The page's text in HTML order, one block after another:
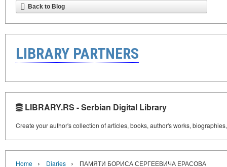
Back to Blog
LIBRARY PARTNERS
LIBRARY.RS - Serbian Digital Library
Create your author's collection of articles, books, author's works,
Home › Diaries › ПАМЯТИ БОРИСА СЕРГЕЕВИЧА ЕРАСОВА